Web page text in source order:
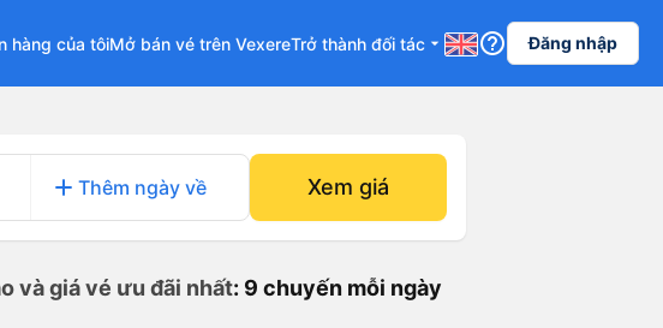
hàng của tôiMở bán vé trên VexereTrở thành đối tác arrow_drop_down help_outline Đăng nhập
add Thêm ngày về Xem giá
và giá vé ưu đãi nhất: 9 chuyến mỗi ngày